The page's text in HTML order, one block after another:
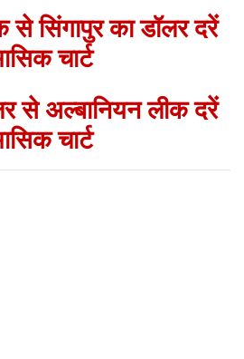
से सिंगापुर का डॉलर दरें
चार्ट
से अल्बानियन लीक दरें
चार्ट